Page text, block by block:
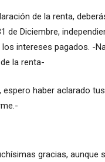
de la renta,
de Diciembre,
intereses pagados. -
la renta-
espero haber aclarado
gracias, aunque